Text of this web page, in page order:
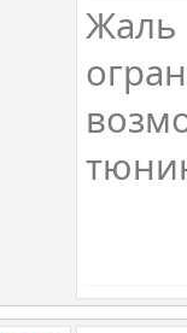
Жаль